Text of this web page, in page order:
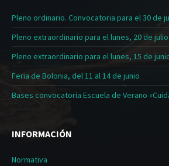
Pleno ordinario. Convocatoria para el 30 de
Pleno extraordinario para el lunes, 20 de julio
Pleno extraordinario para el lunes, 15 de
Feria de Bolonia, del 11 al 14 de junio
Bases convocatoria Escuela de Verano
INFORMACIÓN
Normativa